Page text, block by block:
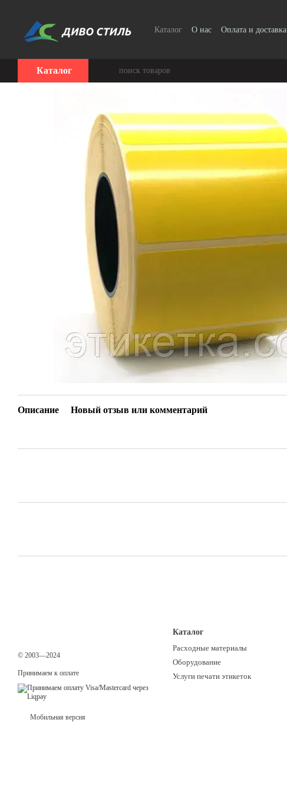
Каталог О нас Оплата и доставка
Каталог
Описание Новый отзыв или комментарий
© 2003—2024
Принимаем к оплате
Мобильная версия
Каталог
Расходные материалы
Оборудование
Услуги печати этикеток